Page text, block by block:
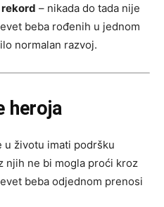
– nikada do tada nije
beba rođenih u jednom
normalan razvoj.
heroja
u životu imati podršku
njih ne bi mogla proći kroz
beba odjednom prenosi